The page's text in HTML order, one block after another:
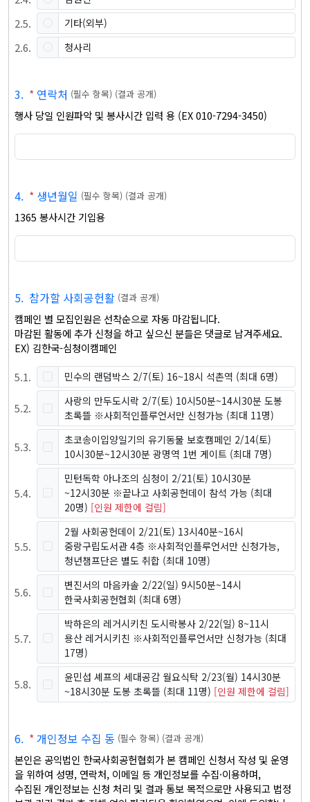
2.5. 기타(외부)
2.6. 청사리
3. * 연락처 (필수 항목) (결과 공개)
행사 당일 인원파악 및 봉사시간 입력 용 (EX 010-7294-3450)
4. * 생년월일 (필수 항목) (결과 공개)
1365 봉사시간 기입용
5. 참가할 사회공헌활 (결과 공개)
캠페인 별 모집인원은 선착순으로 자동 마감됩니다.
마감된 활동에 추가 신청을 하고 싶으신 분들은 댓글로 남겨주세요.
EX) 김한국-심청이캠페인
5.1. 민수의 랜덤박스 2/7(토) 16~18시 석촌역 (최대 6명)
5.2.
사랑의 만두도시락 2/7(토) 10시50분~14시30분 도봉
초록뜰 ※사회적인플루언서만 신청가능 (최대 11명)
5.3.
초코송이입양일기의 유기동물 보호캠페인 2/14(토)
10시30분~12시30분 광명역 1번 게이트 (최대 7명)
5.4.
민턴독학 아나조의 심청이 2/21(토) 10시30분
~12시30분 ※끝나고 사회공헌데이 참석 가능 (최대
20명) [인원 제한에 걸림]
5.5.
2월 사회공헌데이 2/21(토) 13시40분~16시
중랑구립도서관 4층 ※사회적인플루언서만 신청가능,
청년챔프단은 별도 취합 (최대 10명)
5.6.
변진서의 마음카솔 2/22(일) 9시50분~14시
한국사회공헌협회 (최대 6명)
5.7.
박하은의 레거시키친 도시락봉사 2/22(일) 8~11시
용산 레거시키친 ※사회적인플루언서만 신청가능 (최대
17명)
5.8.
윤민섭 셰프의 세대공감 월요식탁 2/23(월) 14시30분
~18시30분 도봉 초록뜰 (최대 11명) [인원 제한에 걸림]
6. *개인정보 수집 동 (필수 항목) (결과 공개)
본인은 공익법인 한국사회공헌협회가 본 캠페인 신청서 작성 및 운영
을 위하여 성명, 연락처, 이메일 등 개인정보를 수집·이용하며,
수집된 개인정보는 신청 처리 및 결과 통보 목적으로만 사용되고 법정